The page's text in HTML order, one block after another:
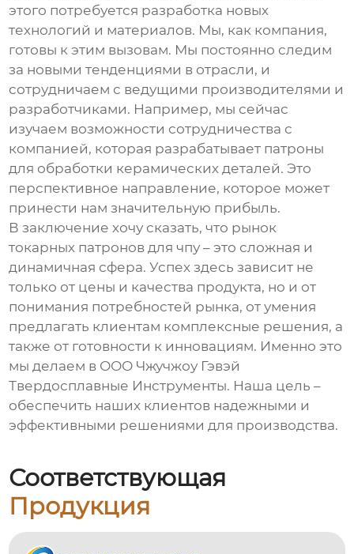
этого потребуется разработка новых
технологий и материалов. Мы, как компания,
готовы к этим вызовам. Мы постоянно следим
за новыми тенденциями в отрасли, и
сотрудничаем с ведущими производителями и
разработчиками. Например, мы сейчас
изучаем возможности сотрудничества с
компанией, которая разрабатывает патроны
для обработки керамических деталей. Это
перспективное направление, которое может
принести нам значительную прибыль.
В заключение хочу сказать, что рынок
токарных патронов для чпу – это сложная и
динамичная сфера. Успех здесь зависит не
только от цены и качества продукта, но и от
понимания потребностей рынка, от умения
предлагать клиентам комплексные решения, а
также от готовности к инновациям. Именно это
мы делаем в ООО Чжучжоу Гэвэй
Твердосплавные Инструменты. Наша цель –
обеспечить наших клиентов надежными и
эффективными решениями для производства.
Соответствующая
Продукция